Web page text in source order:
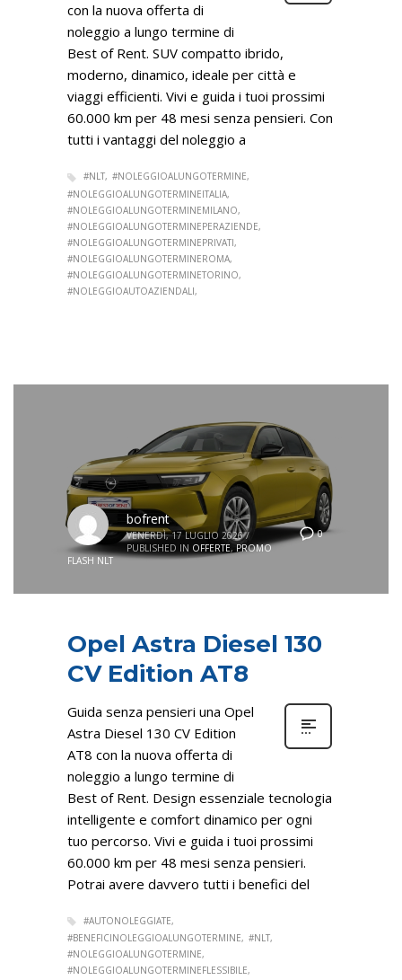
con la nuova offerta di
noleggio a lungo termine di
Best of Rent. SUV compatto ibrido,
moderno, dinamico, ideale per città e
viaggi efficienti. Vivi e guida i tuoi prossimi
60.000 km per 48 mesi senza pensieri. Con
tutti i vantaggi del noleggio a
#NLT #NOLEGGIOALUNGOTERMINE
#NOLEGGIOALUNGOTERMINEITALIA
#NOLEGGIOALUNGOTERMINEMILANO
#NOLEGGIOALUNGOTERMINEPERAZIENDE
#NOLEGGIOALUNGOTERMINEPRIVATI
#NOLEGGIOALUNGOTERMINEROMA
#NOLEGGIOALUNGOTERMINETORINO
#NOLEGGIOAUTOAZIENDALI
0
bofrent
VENERDÌ, 17 LUGLIO 2026 /
PUBLISHED IN OFFERTE,PROMO
FLASH NLT
Opel Astra Diesel 130
CV Edition AT8
Guida senza pensieri una Opel
Astra Diesel 130 CV Edition
AT8 con la nuova offerta di
noleggio a lungo termine di
Best of Rent. Design essenziale tecnologia
intelligente e comfort dinamico per ogni
tuo percorso. Vivi e guida i tuoi prossimi
60.000 km per 48 mesi senza pensieri.
Potrai avere davvero tutti i benefici del
#AUTONOLEGGIATE
#BENEFICINOLEGGIOALUNGOTERMINE
#NLT
#NOLEGGIOALUNGOTERMINE
#NOLEGGIOALUNGOTERMINEFLESSIBILE